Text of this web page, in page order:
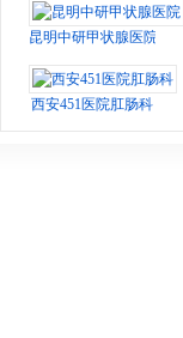
昆明中研甲状腺医院
西安451医院肛肠科